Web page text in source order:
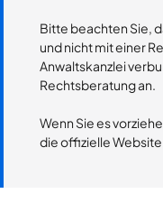
Bitte beachten Sie,
und nicht mit einer
Anwaltskanzlei
Rechtsberatung an.
Wenn Sie es
die offizielle